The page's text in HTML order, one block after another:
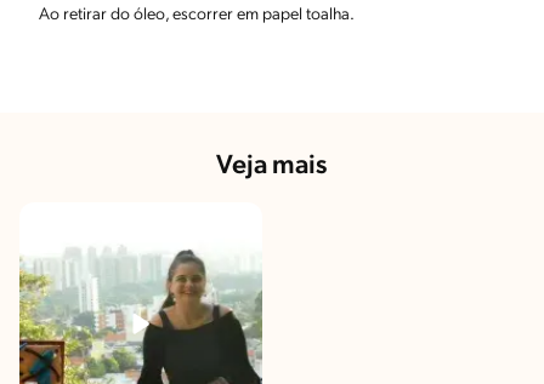
Ao retirar do óleo, escorrer em papel toalha.
Veja mais